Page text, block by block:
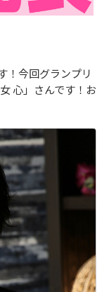
！今回グランプリ
心」さんです！お